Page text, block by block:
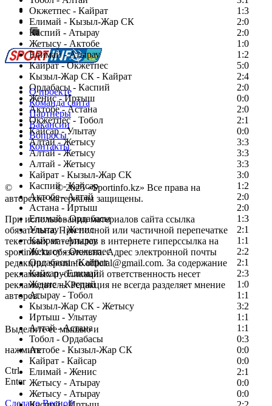
Окжетпес - Кайрат
1:3
Елимай - Кызыл-Жар СК
2:0
Каспий - Атырау
2:0
Жетысу - Актобе
1:0
Елимай - Атырау
1:2
Кайрат - Окжетпес
5:0
Кызыл-Жар СК - Кайрат
2:4
Ордабасы - Каспий
2:0
Женис - Иртыш
0:0
Актобе - Астана
2:0
Окжетпес - Тобол
2:1
Кайсар - Улытау
0:0
Алтай - Жетысу
3:3
Алтай - Жетысу
3:3
Алтай - Жетысу
3:3
Кайрат - Кызыл-Жар СК
3:0
Каспий - Кайсар
1:2
Актобе - Алтай
2:0
Астана - Иртыш
2:0
Елимай - Ордабасы
1:3
Улытау - Женис
2:1
Кайрат - Атырау
1:1
Жетысу - Окжетпес
2:2
Ордабасы - Кайрат
2:1
Кайсар - Елимай
2:3
Женис - Каспий
1:0
Атырау - Тобол
1:1
Кызыл-Жар СК - Жетысу
3:2
Иртыш - Улытау
1:1
Алтай - Астана
1:1
Тобол - Ордабасы
0:3
Актобе - Кызыл-Жар СК
0:0
Кайрат - Кайсар
0:0
Елимай - Женис
2:1
Жетысу - Атырау
0:0
Жетысу - Атырау
0:0
Есть идея?
Сообщить о мероприятии
Перейти на старый сайт
О проекте
Команда сайта
Партнеры
Вакансии
Вопросы
Контакты
© Copyright© 2025 «Sportinfo.kz» Все права на
авторские материалы защищены.
При использовании материалов сайта ссылка
обязательна. При полной или частичной перепечатке
текстовых материалов в интернете гиперссылка на
sportinfo.kz обязательна. Адрес электронной почты
редакции: sportinfo.official@gmail.com. За содержание
рекламных публикаций ответственность несет
рекламодатель. Редакция не всегда разделяет мнение
авторов.
Заметили ошибку в тексте?
Выделите ее мышью и
нажмите
Ctrl
Enter
Сделано Весной